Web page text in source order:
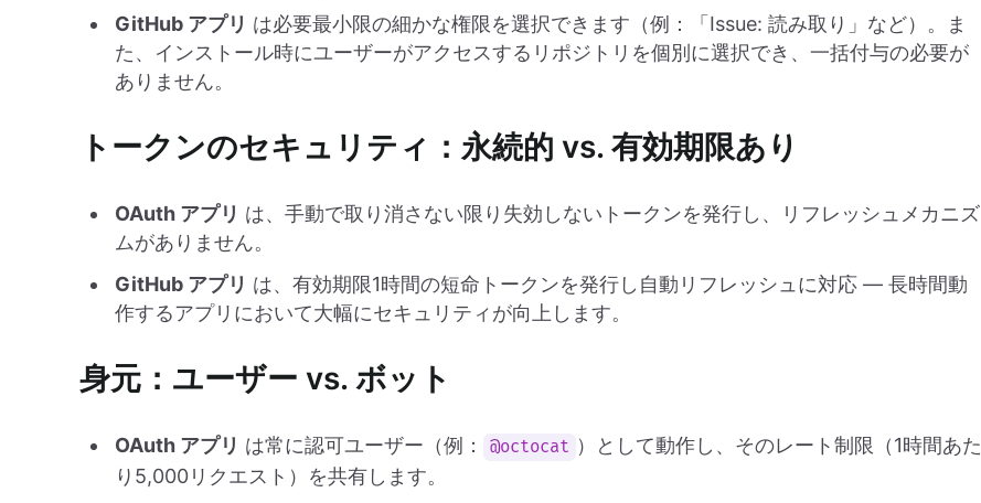
GitHub アプリ は必要最小限の細かな権限を選択できます（例：「Issue: 読み取り」など）。ま
た、インストール時にユーザーがアクセスするリポジトリを個別に選択でき、一括付与の必要が
ありません。
トークンのセキュリティ：永続的 vs. 有効期限あり
OAuth アプリ は、手動で取り消さない限り失効しないトークンを発行し、リフレッシュメカニズ
ムがありません。
GitHub アプリ は、有効期限1時間の短命トークンを発行し自動リフレッシュに対応 — 長時間動
作するアプリにおいて大幅にセキュリティが向上します。
身元：ユーザー vs. ボット
OAuth アプリ は常に認可ユーザー（例： @octocat ）として動作し、そのレート制限（1時間あた
り5,000リクエスト）を共有します。